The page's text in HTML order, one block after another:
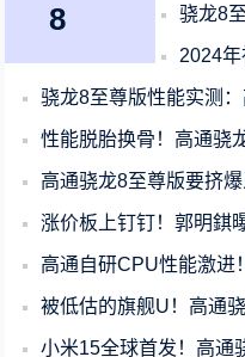
8
骁龙8至尊版
2024年神U
骁龙8至尊版性能实测：高通正
性能脱胎换骨！高通骁
高通骁龙8至尊版要挤爆牙膏
涨价板上钉钉！郭明錤曝高通骁
高通自研CPU性能激进！曝骁
被低估的旗舰U！高通骁龙8 Gen3领
小米15全球首发！高通骁龙